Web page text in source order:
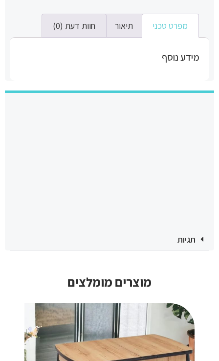
מפרט טכני תיאור חוות דעת (0)
מידע נוסף
תגיות
מוצרים מומלצים